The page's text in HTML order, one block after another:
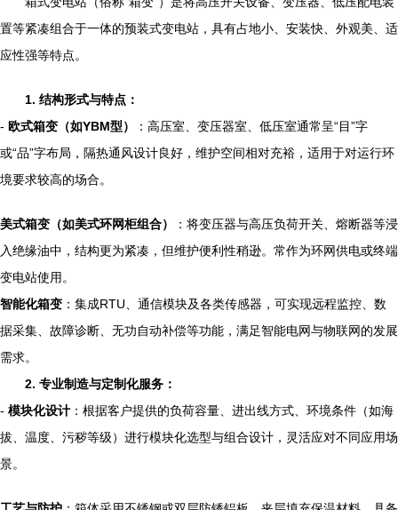
置等紧凑组合于一体的预装式变电站，具有占地小、安装快、外观美、适
应性强等特点。
1. 结构形式与特点：
- 欧式箱变（如YBM型）
：高压室、变压器室、低压室通常呈“目”字
或“品”字布局，隔热通风设计良好，维护空间相对充裕，适用于对运行环
境要求较高的场合。
美式箱变（如美式环网柜组合）
：将变压器与高压负荷开关、熔断器等浸
入绝缘油中，结构更为紧凑，但维护便利性稍逊。常作为环网供电或终端
变电站使用。
智能化箱变 ：集成RTU、通信模块及各类传感器，可实现远程监控、数
据采集、故障诊断、无功自动补偿等功能，满足智能电网与物联网的发展
需求。
2. 专业制造与定制化服务：
- 模块化设计 ：根据客户提供的负荷容量、进出线方式、环境条件（如海
拔、温度、污秽等级）进行模块化选型与组合设计，灵活应对不同应用场
景。